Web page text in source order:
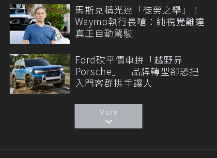
馬斯克稱光達「徒勞之舉」！
Waymo執行長嗆：純視覺難達
真正自動駕駛
Ford砍平價車拚「越野界
Porsche」 品牌轉型卻恐把
入門客群拱手讓人
More